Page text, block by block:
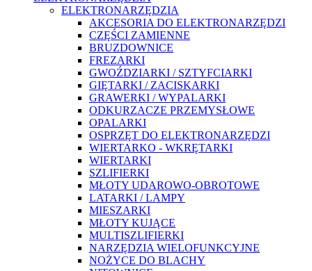
ELEKTRONARZĘDZIA
AKCESORIA DO ELEKTRONARZĘDZI
CZĘŚCI ZAMIENNE
BRUZDOWNICE
FREZARKI
GWOŹDZIARKI / SZTYFCIARKI
GIĘTARKI / ZACISKARKI
GRAWERKI / WYPALARKI
ODKURZACZE PRZEMYSŁOWE
OPALARKI
OSPRZĘT DO ELEKTRONARZĘDZI
WIERTARKO - WKRĘTARKI
WIERTARKI
SZLIFIERKI
MŁOTY UDAROWO-OBROTOWE
LATARKI / LAMPY
MIESZARKI
MŁOTY KUJĄCE
MULTISZLIFIERKI
NARZĘDZIA WIELOFUNKCYJNE
NOŻYCE DO BLACHY